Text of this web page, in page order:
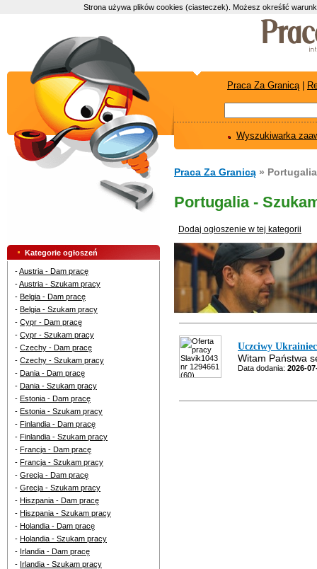
Praca Za Granicą|
Wyszukiwarka
Praca Za Granicą »
Portugalia -
Dodaj ogłoszenie w tej kategorii
Uczciwy
Witam Państwa
Data dodania: 2026-
Kategorie ogłoszeń
-Austria - Dam pracę
-Austria - Szukam pracy
- Belgia - Dam pracę
- Belgia - Szukam pracy
- Cypr - Dam pracę
- Cypr - Szukam pracy
- Czechy - Dam pracę
- Czechy - Szukam pracy
- Dania - Dam pracę
- Dania - Szukam pracy
- Estonia - Dam pracę
- Estonia - Szukam pracy
- Finlandia - Dam pracę
- Finlandia - Szukam pracy
- Francja - Dam pracę
- Francja - Szukam pracy
- Grecja - Dam pracę
- Grecja - Szukam pracy
- Hiszpania - Dam pracę
- Hiszpania - Szukam pracy
- Holandia - Dam pracę
- Holandia - Szukam pracy
- Irlandia - Dam pracę
- Irlandia - Szukam pracy
Strona używa plików cookies (ciasteczek). Możesz określić